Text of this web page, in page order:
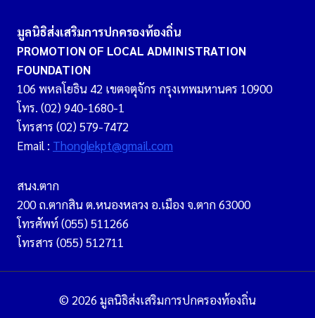
มูลนิธิส่งเสริมการปกครองท้องถิ่น
PROMOTION OF LOCAL ADMINISTRATION
FOUNDATION
106 พหลโยธิน 42 เขตจตุจักร กรุงเทพมหานคร 10900
โทร. (02) 940-1680-1
โทรสาร (02) 579-7472
Email : Thonglekpt@gmail.com
สนง.ตาก
200 ถ.ตากสิน ต.หนองหลวง อ.เมือง จ.ตาก 63000
โทรศัพท์ (055) 511266
โทรสาร (055) 512711
© 2026 มูลนิธิส่งเสริมการปกครองท้องถิ่น